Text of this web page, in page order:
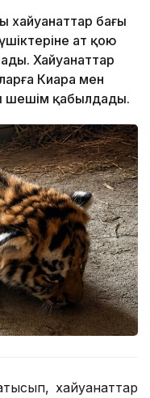
​​хайуанаттар бағы
ат қою
Хайуанаттар
Киара мен
шешім қабылдады.
хайуанаттар